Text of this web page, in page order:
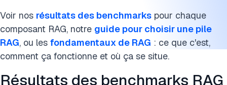
Voir nos résultats des benchmarks pour chaque
composant RAG, notre guide pour choisir une pile
RAG, ou les fondamentaux de RAG : ce que c'est,
comment ça fonctionne et où ça se situe.
Résultats des benchmarks RAG
Pour aller plus loin
Citez ce benchmark